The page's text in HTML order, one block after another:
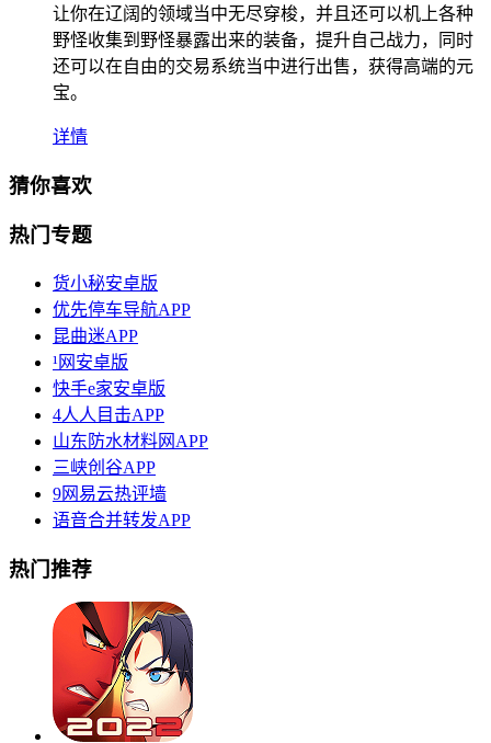
让你在辽阔的领域当中无尽穿梭，并且还可以机上各种
野怪收集到野怪暴露出来的装备，提升自己战力，同时
还可以在自由的交易系统当中进行出售，获得高端的元
宝。
详情
猜你喜欢
热门专题
货小秘安卓版
优先停车导航APP
昆曲迷APP
¹网安卓版
快手e家安卓版
4人人目击APP
山东防水材料网APP
三峡创谷APP
9网易云热评墙
语音合并转发APP
热门推荐